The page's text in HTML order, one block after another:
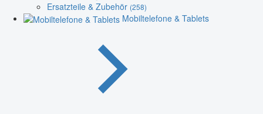
Ersatzteile & Zubehör (258)
Mobiltelefone & Tablets